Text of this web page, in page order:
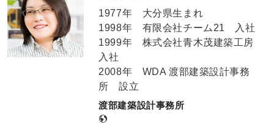
1977年 大分県生まれ
1998年 有限会社チーム21 入社
1999年 株式会社青木茂建築工房
入社
2008年 WDA 渡部建築設計事務
所 設立
渡部建築設計事務所